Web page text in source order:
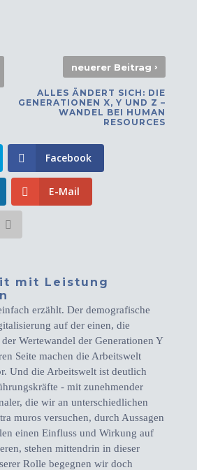
neuerer Beitrag›
ALLES ÄNDERT SICH: DIE
GENERATIONEN X, Y UND Z –
WANDEL BEI HUMAN
RESOURCES
Facebook
E-Mail
mit Leistung
erzählt. Der demografische
auf der einen, die
Wertewandel der Generationen Y
Seite machen die Arbeitswelt
Und die Arbeitswelt ist deutlich
- mit zunehmender
die wir an unterschiedlichen
muros versuchen, durch Aussagen
einen Einfluss und Wirkung auf
stehen mittendrin in dieser
Rolle begegnen wir doch